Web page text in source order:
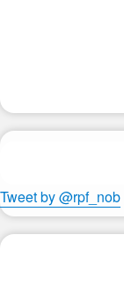
Tweet by @rpf_nob